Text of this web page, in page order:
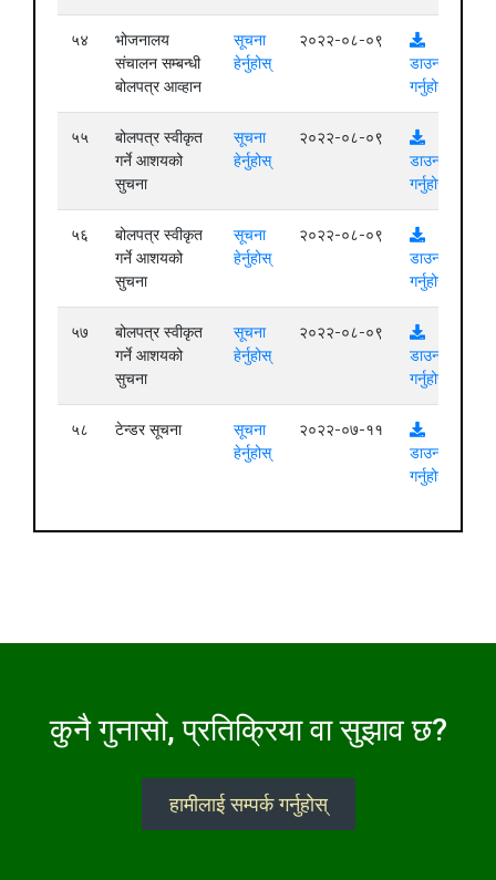
५४
भोजनालय
संचालन सम्बन्धी
बोलपत्र आव्हान
सूचना
हेर्नुहोस्
२०२२-०८-०९
डाउनलोड
गर्नुहोस्
५५
बोलपत्र स्वीकृत
गर्ने आशयको
सुचना
सूचना
हेर्नुहोस्
२०२२-०८-०९
डाउनलोड
गर्नुहोस्
५६
बोलपत्र स्वीकृत
गर्ने आशयको
सुचना
सूचना
हेर्नुहोस्
२०२२-०८-०९
डाउनलोड
गर्नुहोस्
५७
बोलपत्र स्वीकृत
गर्ने आशयको
सुचना
सूचना
हेर्नुहोस्
२०२२-०८-०९
डाउनलोड
गर्नुहोस्
५८ टेन्डर सूचना
सूचना
हेर्नुहोस्
२०२२-०७-११
डाउनलोड
गर्नुहोस्
कुनै गुनासो, प्रतिक्रिया वा सुझाव छ?
हामीलाई सम्पर्क गर्नुहोस्